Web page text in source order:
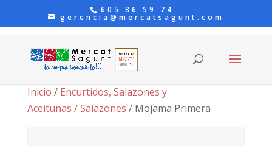
605 86 59 74
gerencia@mercatsagunt.com
Inicio / Encurtidos, Salazones y
Aceitunas /Salazones / Mojama Primera